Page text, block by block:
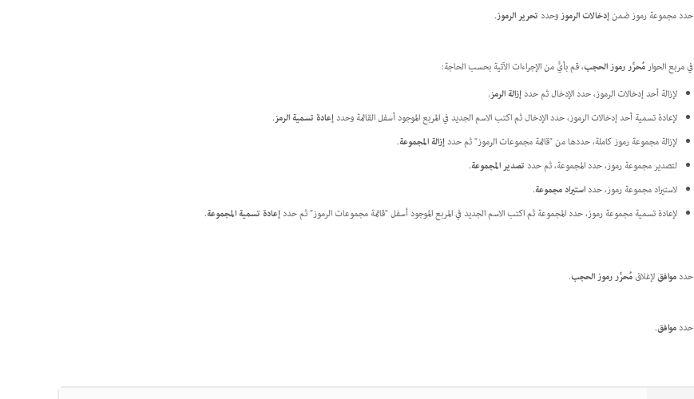
حدد مجموعة رموز ضمنإدخالات الرموزوحددتحرير الرموز.
في مربع الحوارمُحرِّر رموز الحجب، قم بأيٍّ من الإجراءات الآتية بحسب الحاجة:
لإزالة أحد إدخالات الرموز، حدد الإدخال ثم حددإزالة الرمز.
لإعادة تسمية أحد إدخالات الرموز، حدد الإدخال ثم اكتب الاسم الجديد في المربع الموجود أسفل القائمة وحددإعادة تسمية الرمز.
لإزالة مجموعة رموز كاملة، حددها من "قائمة مجموعات الرموز" ثم حددإزالة المجموعة.
لتصدير مجموعة رموز، حدد المجموعة، ثم حددتصدير المجموعة.
لاستيراد مجموعة رموز، حدداستيراد مجموعة.
لإعادة تسمية مجموعة رموز، حدد المجموعة ثم اكتب الاسم الجديد في المربع الموجود أسفل "قائمة مجموعات الرموز" ثم حددإعادة تسمية المجموعة.
حددموافقلإغلاقمُحرِّر رموز الحجب.
حددموافق.